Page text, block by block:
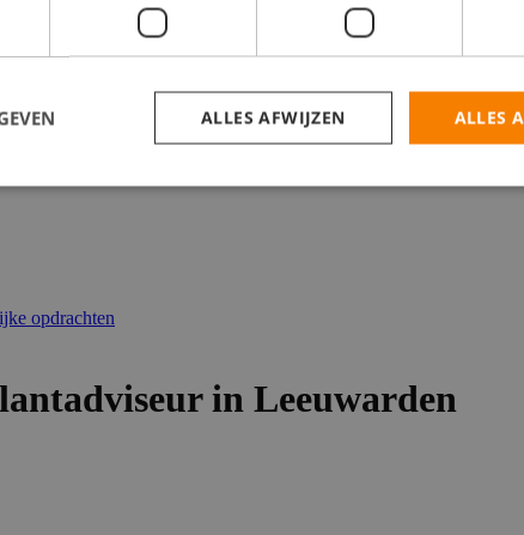
opdrachten
in Leeuwarden
ALLES
ALLES AFWIJZEN